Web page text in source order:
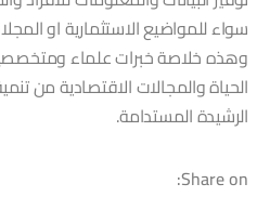
سواء للمواضيع الاستثمارية او
وهذه خلاصة خبرات علماء
الحياة والمجالات الاقتصادية من
الرشيدة المستدامة.
Share on: